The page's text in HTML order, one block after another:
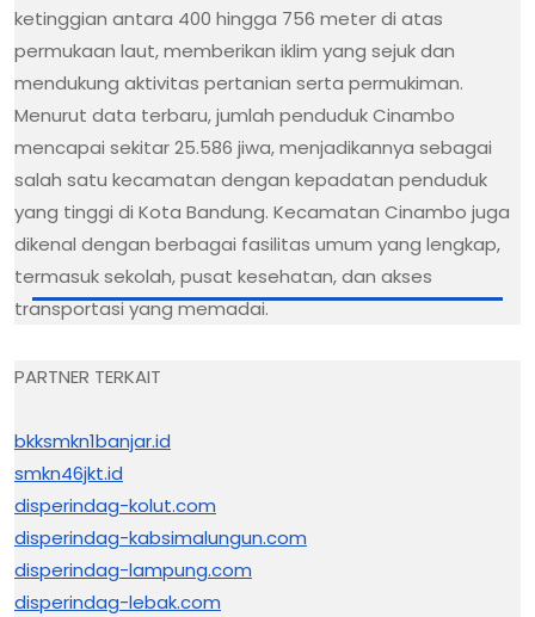
ketinggian antara 400 hingga 756 meter di atas
permukaan laut, memberikan iklim yang sejuk dan
mendukung aktivitas pertanian serta permukiman.
Menurut data terbaru, jumlah penduduk Cinambo
mencapai sekitar 25.586 jiwa, menjadikannya sebagai
salah satu kecamatan dengan kepadatan penduduk
yang tinggi di Kota Bandung. Kecamatan Cinambo juga
dikenal dengan berbagai fasilitas umum yang lengkap,
termasuk sekolah, pusat kesehatan, dan akses
transportasi yang memadai.
PARTNER TERKAIT
bkksmkn1banjar.id
smkn46jkt.id
disperindag-kolut.com
disperindag-kabsimalungun.com
disperindag-lampung.com
disperindag-lebak.com